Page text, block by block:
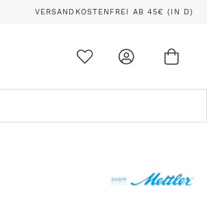
VERSANDKOSTENFREI AB 45€ (IN D)